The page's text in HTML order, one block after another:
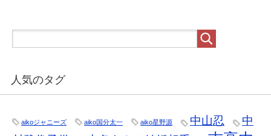
人気のタグ
aikoジャニーズ aiko国分太一 aiko星野源 中山忍
中